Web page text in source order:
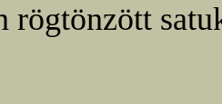
rögtönzött